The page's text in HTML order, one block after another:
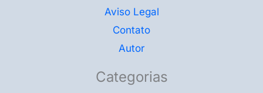
Aviso Legal
Contato
Autor
Categorias